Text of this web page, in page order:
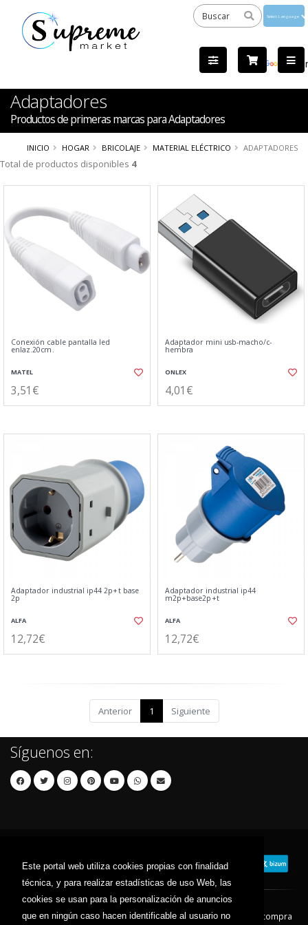
Este portal web utiliza cookies propias con finalidad
técnica, y para realizar estadísticas de uso Web, las
cookies se usan para la personalización de anuncios
que en ningún caso hacen identificable al usuario no
by
Adaptadores
Productos de primeras marcas para Adaptadores
INICIO HOGAR BRICOLAJE MATERIAL ELÉCTRICO ADAPTADORES
Total de productos disponibles 4
Conexión cable pantalla led
enlaz.20cm.
MATEL
3,51€
Adaptador mini usb-macho/c-
hembra
ONLEX
4,01€
Adaptador industrial ip44 2p+t base
2p
ALFA
12,72€
Adaptador industrial ip44
m2p+base2p+t
ALFA
12,72€
Anterior 1 Siguiente
Síguenos en:
Contacto Aviso Legal Condiciones de compra